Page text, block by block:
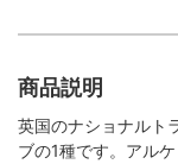
商品説明
英国のナショナルト
ブの1種です。アル